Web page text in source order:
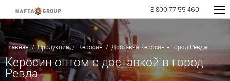
8 800 77 55 460
Главная /Продукция/ Керосин / Доставка Керосин в город Ревда
Керосин оптом с доставкой в город
Ревда